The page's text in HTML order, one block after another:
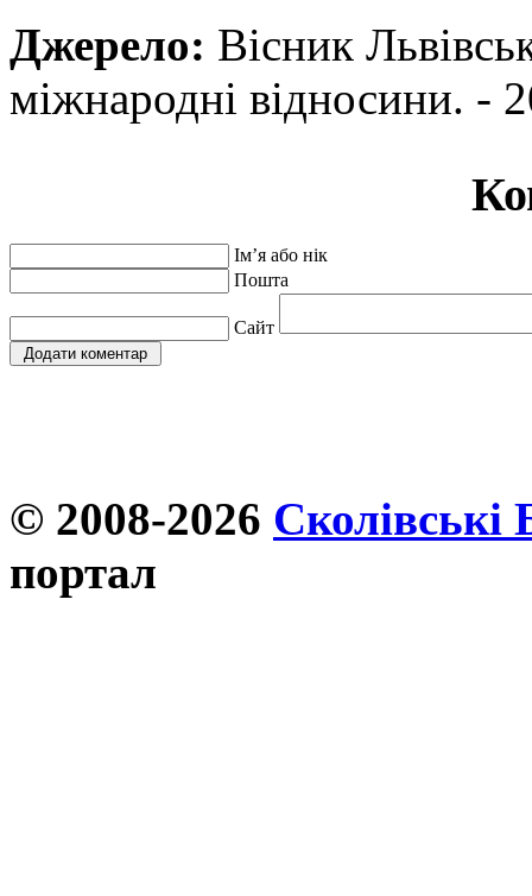
Джерело: Вісник
міжнародні відносини.
Ім’я або нік
Пошта
Сайт
© 2008-2026 Сколівські
портал